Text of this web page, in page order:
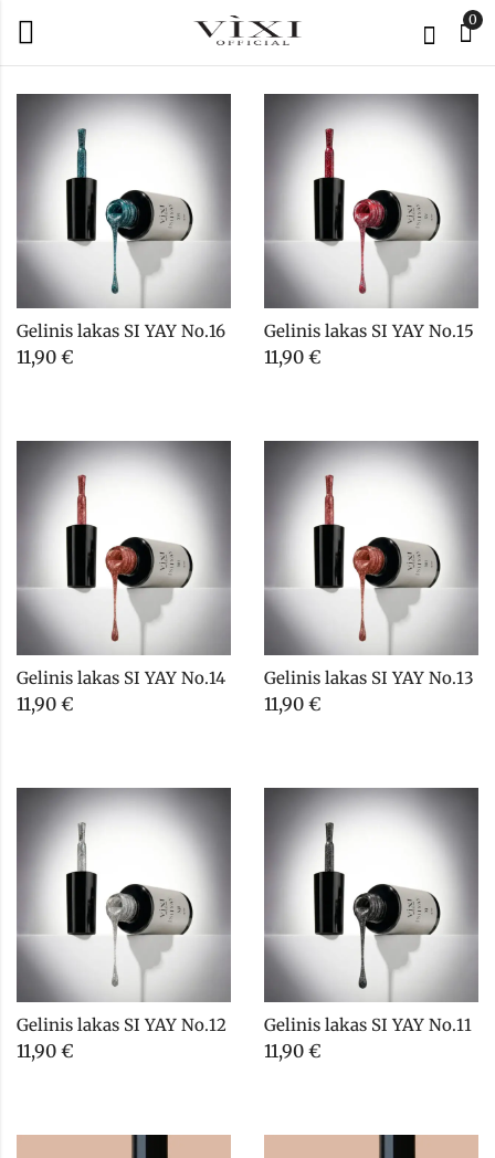
0
Gelinis lakas SI YAY No.16
11,90 €
Gelinis lakas SI YAY No.15
11,90 €
Gelinis lakas SI YAY No.14
11,90 €
Gelinis lakas SI YAY No.13
11,90 €
Gelinis lakas SI YAY No.12
11,90 €
Gelinis lakas SI YAY No.11
11,90 €